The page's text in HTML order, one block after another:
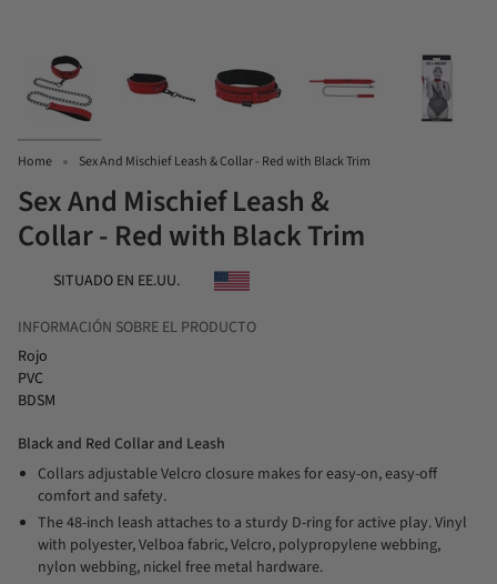
Home Sex And Mischief Leash & Collar - Red with Black Trim
Sex And Mischief Leash &
Collar - Red with Black Trim
SITUADO EN EE.UU.
INFORMACIÓN SOBRE EL PRODUCTO
Rojo
PVC
BDSM
Black and Red Collar and Leash
Collars adjustable Velcro closure makes for easy-on, easy-off
comfort and safety.
The 48-inch leash attaches to a sturdy D-ring for active play. Vinyl
with polyester, Velboa fabric, Velcro, polypropylene webbing,
nylon webbing, nickel free metal hardware.